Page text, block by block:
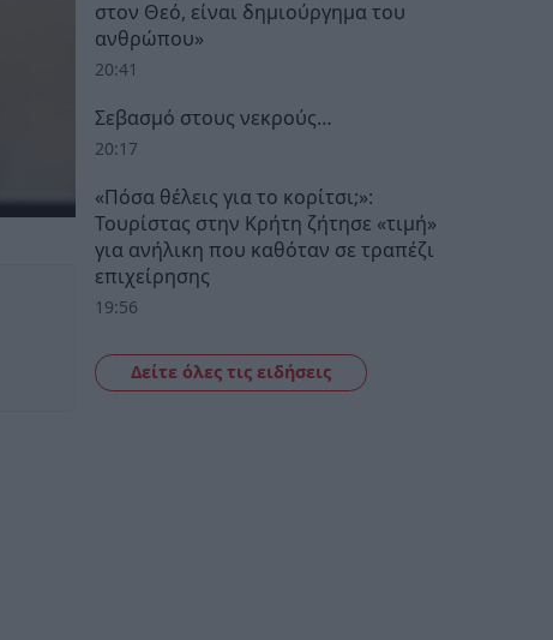
στον Θεό, είναι δημιούργημα του
ανθρώπου»
20:41
Σεβασμό στους νεκρούς…
20:17
«Πόσα θέλεις για το κορίτσι;»:
Τουρίστας στην Κρήτη ζήτησε «τιμή»
για ανήλικη που καθόταν σε τραπέζι
επιχείρησης
19:56
Δείτε όλες τις ειδήσεις